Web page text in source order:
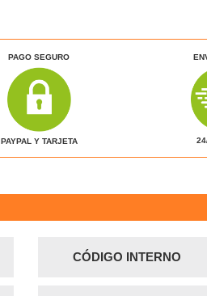
PAGO SEGURO
PAYPAL Y TARJETA
CÓDIGO INTERNO